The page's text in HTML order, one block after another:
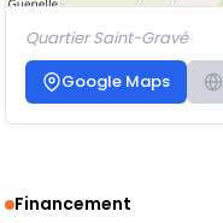
Quartier Saint-Gravé
Google Maps
Financement